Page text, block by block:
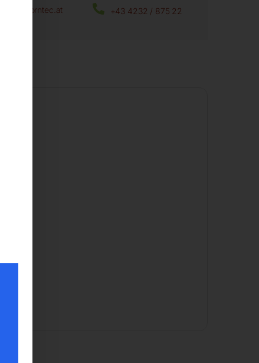
office@horntec.at +43 4232 / 875 22